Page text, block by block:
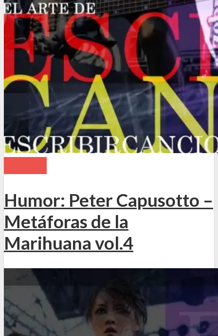
Humor: Peter Capusotto –
Metáforas de la
Marihuana vol.4